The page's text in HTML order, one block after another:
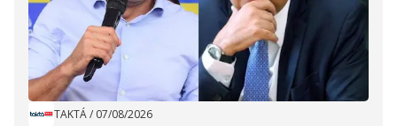
TAKTÁ/ 07/08/2026